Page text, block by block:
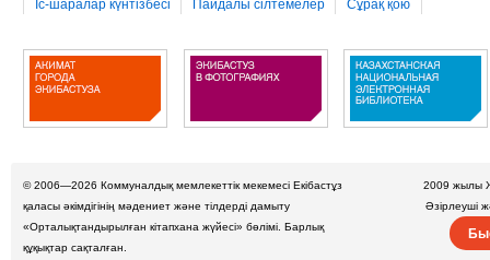
Іс-шаралар күнтізбесі Пайдалы сілтемелер Сұрақ қою
© 2006—2026 Коммуналдық мемлекеттік мекемесі Екібастұз
қаласы әкімдігінің мәдениет және тілдерді дамыту
«Орталықтандырылған кітапхана жүйесі» бөлімі. Барлық
құқықтар сақталған.
2009 жылы
Әзірлеуші